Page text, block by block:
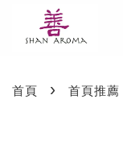
首頁 › 首頁推薦